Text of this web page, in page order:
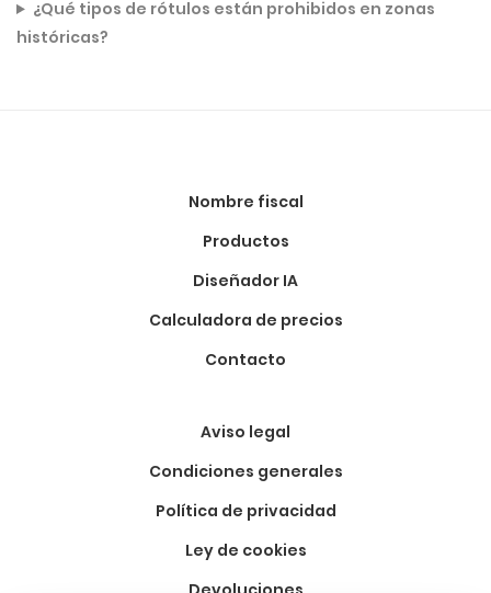
¿Qué tipos de rótulos están prohibidos en zonas
históricas?
Nombre fiscal
Productos
Diseñador IA
Calculadora de precios
Contacto
Aviso legal
Condiciones generales
Política de privacidad
Ley de cookies